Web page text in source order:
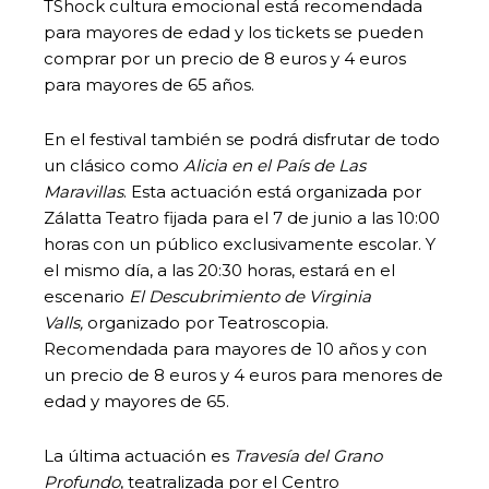
TShock cultura emocional está recomendada
para mayores de edad y los tickets se pueden
comprar por un precio de 8 euros y 4 euros
para mayores de 65 años.
En el festival también se podrá disfrutar de todo
un clásico como Alicia en el País de Las
Maravillas. Esta actuación está organizada por
Zálatta Teatro fijada para el 7 de junio a las 10:00
horas con un público exclusivamente escolar. Y
el mismo día, a las 20:30 horas, estará en el
escenario El Descubrimiento de Virginia
Valls, organizado por Teatroscopia.
Recomendada para mayores de 10 años y con
un precio de 8 euros y 4 euros para menores de
edad y mayores de 65.
La última actuación es Travesía del Grano
Profundo, teatralizada por el Centro